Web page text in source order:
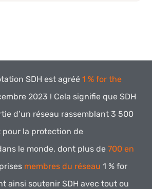
SDH est agréé 1 % for the
2023 ! Cela signifie que SDH
d’un réseau rassemblant 3 500
la protection de
le monde, dont plus de 700 en
membres du réseau 1 % for
ainsi soutenir SDH avec tout ou